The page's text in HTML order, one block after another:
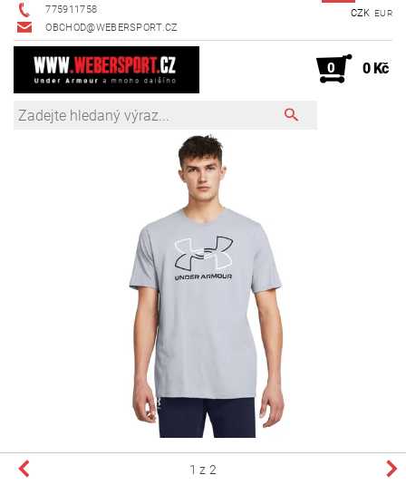
775911758
OBCHOD@WEBERSPORT.CZ
CZK EUR
0 0 Kč
1 z 2